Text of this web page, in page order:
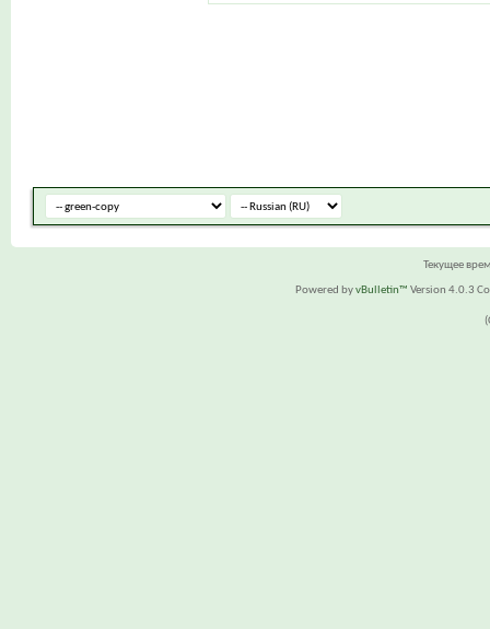
Текущее
Powered byvBulletin™ Version 4.0.3